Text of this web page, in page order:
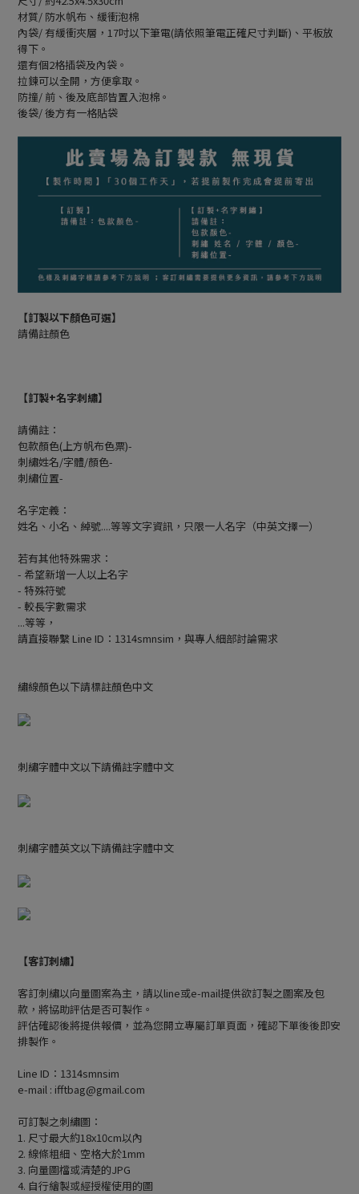
材質/ 防水帆布、緩衝泡棉
內袋/ 有緩衝夾層，17吋以下筆電(請依照筆電正確尺寸判斷)、平板放
得下。
還有個2格插袋及內袋。
拉鍊可以全開，方便拿取。
防撞/ 前、後及底部皆置入泡棉。
後袋/ 後方有一格貼袋
【訂製以下顏色可選】
請備註顏色
【訂製+名字刺繡】
請備註：
包款顏色(上方帆布色票)-
刺繡姓名/字體/顏色-
刺繡位置-
名字定義：
姓名、小名、綽號....等等文字資訊，只限一人名字（中英文擇一）
若有其他特殊需求：
- 希望新增一人以上名字
- 特殊符號
- 較長字數需求
...等等，
請直接聯繫 Line ID：1314smnsim，與專人細部討論需求
繡線顏色以下請標註顏色中文
刺繡字體中文以下請備註字體中文
刺繡字體英文以下請備註字體中文
【客訂刺繡】
客訂刺繡以向量圖案為主，請以line或e-mail提供欲訂製之圖案及包
款，將協助評估是否可製作。
評估確認後將提供報價，並為您開立專屬訂單頁面，確認下單後後即安
排製作。
Line ID：1314smnsim
e-mail : ifftbag@gmail.com
可訂製之刺繡圖：
1. 尺寸最大約18x10cm以內
2. 線條粗細、空格大於1mm
3. 向量圖檔或清楚的JPG
4. 自行繪製或經授權使用的圖